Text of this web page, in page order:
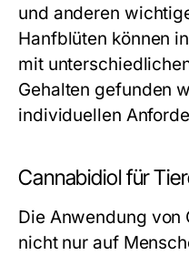
und anderen
Hanfblüten können
mit
Gehalten gefunden
individuellen
Cannabidiol für
Die Anwendung von
nicht nur auf